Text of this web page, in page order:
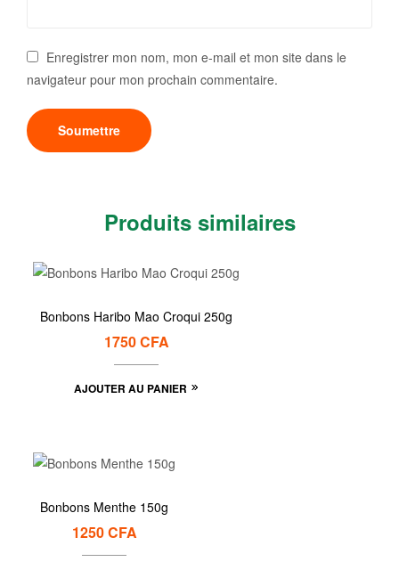
Enregistrer mon nom, mon e-mail et mon site dans le
navigateur pour mon prochain commentaire.
Produits similaires
Bonbons Haribo Mao Croqui 250g
1750CFA
AJOUTER AU PANIER
Bonbons Menthe 150g
1250CFA